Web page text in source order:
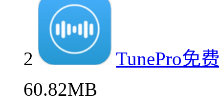
2
TunePro免
60.82MB